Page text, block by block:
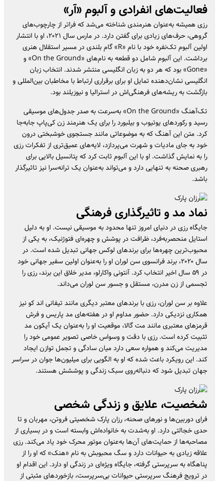
فعالیت‌های انفرادی و آلبوم «آر»
رزی همیشه به‌عنوان هنرمندی شناخته می‌شد که فراتر از چارچوب‌های
گروهی، حرف‌های زیادی برای گفتن دارد. در مارس سال ۲۰۲۱، او با انتشار
اولین آلبوم تک‌نفره خود با نام «R» گام بلندی در مسیر استقلال هنری
برداشت. این آلبوم شامل دو قطعه به نام‌های «On the Ground» و
«Gone» بود که هر دو به زبان انگلیسی منتشر شدند. انتخاب زبان
انگلیسی نشان‌دهنده تمایل او برای برقراری ارتباط با مخاطبان بین‌المللی و
بازگشت به ریشه‌های فرهنگی‌اش در استرالیا و نیوزیلند بود.
تک‌آهنگ «On the Ground» به‌سرعت به صدر جدول‌های موسیقی
رسید و رکوردهای یوتیوب و بیلبورد را برای یک هنرمند زن کی‌پاپ جابه‌جا
کرد. متن این آهنگ که به موضوعاتی مانند جستجوی خوشبختی درون
خود به جای مادیات و شهرت می‌پردازد، لایه‌های عمیق‌تری از تفکرات رزی
را به نمایش گذاشت. او با این آلبوم ثابت کرد که پتانسیل بالایی برای
رهبری صحنه به تنهایی دارد و می‌تواند به‌عنوان یک ترانه‌سرا نیز تاثیرگذار
باشد.
نماد مد و تاثیرگذاری فرهنگی
جایگاه رزی در دنیای امروز تنها محدود به موسیقی نیست. او به دلیل
استایل منحصربه‌فرد، ظرافت در پوشش و چهره‌ای فتوژنیک، به یکی از
محبوب‌ترین چهره‌ها برای برندهای لوکس جهانی تبدیل شده است. در
سال ۲۰۲۰، برند فرانسوی سن لوران او را به‌عنوان اولین سفیر جهانی خود
در ۵۹ سال اخیر انتخاب کرد. آنتونی واکارلو، مدیر خلاق این برند، رزی را
تجسمی از زن مدرن، مستقل و جسور سن لوران می‌داند.
علاوه بر سن لوران، رزی با برندهای معتبر دیگری مانند تیفانی اند کو نیز
همکاری نزدیکی دارد. حضور مداوم او در هفته‌های مد پاریس و فرش
قرمزهای معتبری مانند مت گالا، موقعیت او را به‌عنوان یک آیکون مد
تثبیت کرده است. رزی با دقت و وسواس خاصی تصویر عمومی خود را
مدیریت می‌کند و همواره سعی دارد میان سادگی و تجمل توازن ایجاد
کند. این رویکرد باعث شده که او به الگویی برای میلیون‌ها جوان در سراسر
جهان تبدیل شود که دنباله‌روی سبک زندگی و پوششش هستند.
شخصیت، علایق و زندگی شخصی
فرای دوربین‌ها و نورهای صحنه، رزان پارک شخصیتی فروتن، مهربان و تا
حدی خجالتی دارد. او به‌شدت به خانواده‌اش وابسته است و در بسیاری از
مصاحبه‌ها از حمایت‌های آن‌ها به‌عنوان موتور محرک خود یاد می‌کند. رزی
علاقه زیادی به حیوانات دارد و سگ محبوبش به نام «هنک» که او را از
پناهگاه به سرپرستی گرفته، جایگاه ویژه‌ای در زندگی او دارد. این اقدام او
در ترویج فرهنگ سرپرستی حیوانات بی‌سرپرست، بازخوردهای مثبتی از